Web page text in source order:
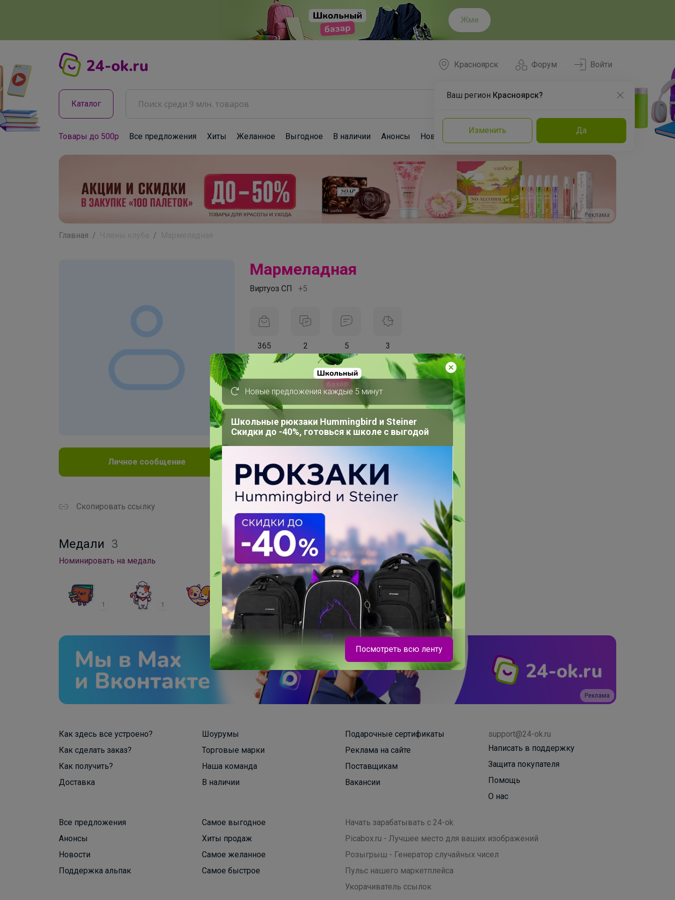
Жми
Форум
Красноярск
Ваш регион Красноярск?
Изменить Да
Войти
Каталог
Товары до 500р Все предложения Хиты Желанное Выгодное В наличии Анонсы Новости Команда Эксперты
Реклама
Главная
Личное сообщение
Скопировать ссылку
Медали 3
Номинировать на медаль
1 1 1
Мармеладная
Виртуоз СП +5
365 2 5 3
На сайте 22 часа назад
День рождения 01 января
Красноярск
В клубе с 6 декабря 2016 г.
Реклама
Как здесь все устроено?
Как сделать заказ?
Как получить?
Доставка
Шоурумы
Торговые марки
Наша команда
В наличии
Подарочные сертификаты
Реклама на сайте
Поставщикам
Вакансии
support@24-ok.ru
Написать в поддержку
Защита покупателя
Помощь
О нас
Все предложения
Анонсы
Новости
Поддержка альпак
Самое выгодное
Хиты продаж
Самое желанное
Самое быстрое
Начать зарабатывать с 24-ok
Picabox.ru - Лучшее место для ваших изображений
Розыгрыш - Генератор случайных чисел
Пульс нашего маркетплейса
Укорачиватель ссылок
Новые предложения каждые 5 минут
Школьные рюкзаки Hummingbird и Steiner
Скидки до -40%, готовься к школе с выгодой
СЛАДКАЯ
Посмотреть всю ленту